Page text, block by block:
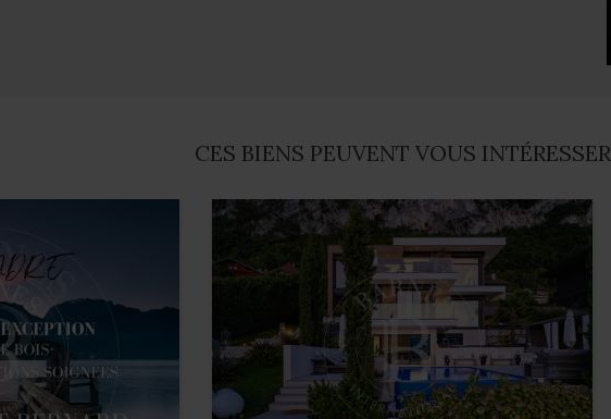
CES BIENS PEUVENT VOUS INTÉRESSER